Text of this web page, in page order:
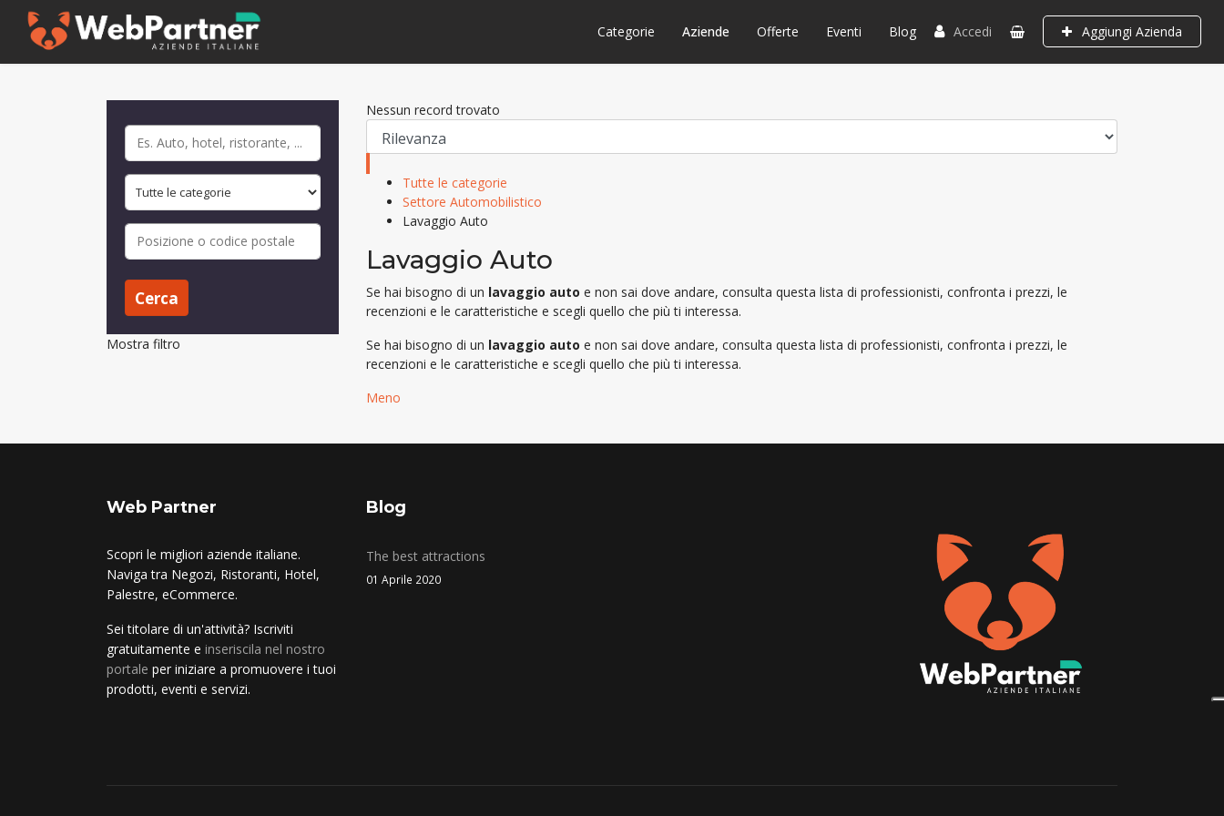
Accedi Aggiungi Azienda
Categorie Aziende Offerte Eventi Blog
Cerca
Mostra filtro
Nessun record trovato
Tutte le categorie
Settore Automobilistico
Lavaggio Auto
Lavaggio Auto
Se hai bisogno di un lavaggio auto e non sai dove andare, consulta questa lista di professionisti, confronta i prezzi, le
recenzioni e le caratteristiche e scegli quello che più ti interessa.
Se hai bisogno di un lavaggio auto e non sai dove andare, consulta questa lista di professionisti, confronta i prezzi, le
recenzioni e le caratteristiche e scegli quello che più ti interessa.
Meno
Web Partner
Scopri le migliori aziende italiane.
Naviga tra Negozi, Ristoranti, Hotel,
Palestre, eCommerce.
Sei titolare di un'attività? Iscriviti
gratuitamente e inseriscila nel nostro
portale per iniziare a promuovere i tuoi
prodotti, eventi e servizi.
Blog
The best attractions
01 Aprile 2020